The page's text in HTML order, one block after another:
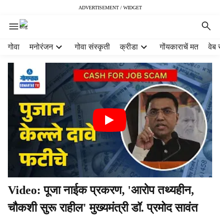
ADVERTISEMENT / WIDGET
गोवा मनोरंजन गोवा संस्कृती क्रीडा गोंयकाराचें मत वेब
Video: पूजा नाईक प्रकरण, 'आरोप तथ्यहीन,
चौकशी सुरू राहील' मुख्यमंत्री डॉ. प्रमोद सावंत